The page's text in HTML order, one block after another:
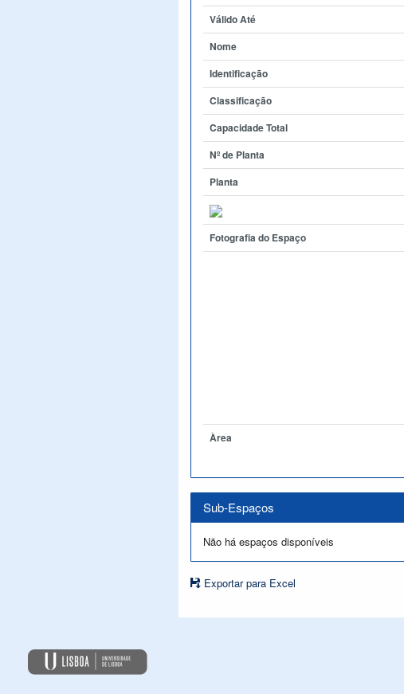
Válido Até
Nome
Identificação
Classificação
Capacidade Total
Nº de Planta
Planta
Fotografia do Espaço
Àrea
Sub-Espaços
Não há espaços disponíveis
Exportar para Excel